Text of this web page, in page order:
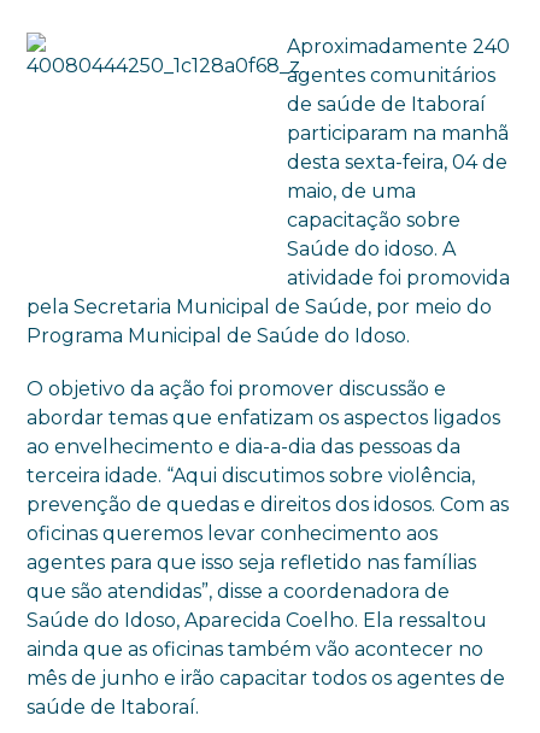
Aproximadamente 240
agentes comunitários
de saúde de Itaboraí
participaram na manhã
desta sexta-feira, 04 de
maio, de uma
capacitação sobre
Saúde do idoso. A
atividade foi promovida
pela Secretaria Municipal de Saúde, por meio do
Programa Municipal de Saúde do Idoso.
O objetivo da ação foi promover discussão e
abordar temas que enfatizam os aspectos ligados
ao envelhecimento e dia-a-dia das pessoas da
terceira idade. “Aqui discutimos sobre violência,
prevenção de quedas e direitos dos idosos. Com as
oficinas queremos levar conhecimento aos
agentes para que isso seja refletido nas famílias
que são atendidas”, disse a coordenadora de
Saúde do Idoso, Aparecida Coelho. Ela ressaltou
ainda que as oficinas também vão acontecer no
mês de junho e irão capacitar todos os agentes de
saúde de Itaboraí.